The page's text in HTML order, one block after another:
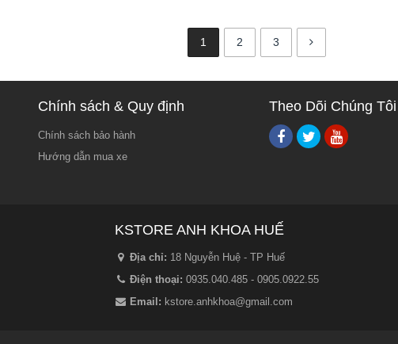
1 2 3
Chính sách & Quy định
Chính sách bảo hành
Hướng dẫn mua xe
Theo Dõi Chúng Tôi
KSTORE ANH KHOA HUẾ
Địa chỉ: 18 Nguyễn Huệ - TP Huế
Điện thoại: 0935.040.485 - 0905.0922.55
Email: kstore.anhkhoa@gmail.com